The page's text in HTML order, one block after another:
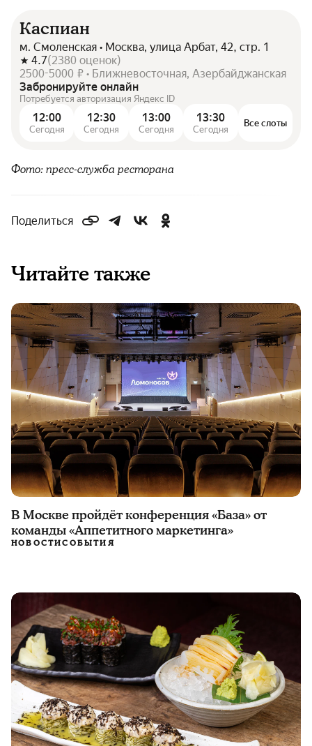
Каспиан
м. Смоленская • Москва, улица Арбат, 42, стр. 1
4.7(2380 оценок)
2500-5000 ₽ • Ближневосточная, Азербайджанская
Забронируйте онлайн
Потребуется авторизация Яндекс ID
12:00
Сегодня
12:30
Сегодня
13:00
Сегодня
13:30
Сегодня
Все слоты
Фото: пресс-служба ресторана
Поделиться
Читайте также
В Москве пройдёт конференция «База» от
команды «Аппетитного маркетинга»
НОВОСТИСОБЫТИЯ